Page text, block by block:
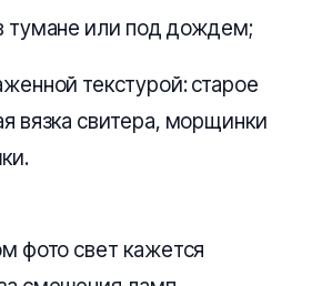
тумане или под дождем;
текстурой: старое
вязка свитера, морщинки
фото свет кажется